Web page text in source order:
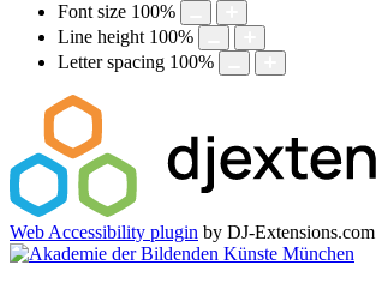
Font size 100%
Line height 100%
Letter spacing 100%
Web Accessibility plugin by DJ-Extensions.com